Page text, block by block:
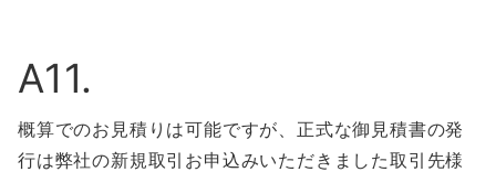
A11.
概算でのお見積りは可能ですが、正式な御見積書の発
行は弊社の新規取引お申込みいただきました取引先様